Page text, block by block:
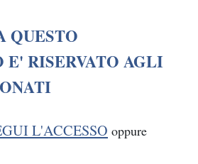
QUESTO
E' RISERVATO AGLI
L'ACCESSO oppure